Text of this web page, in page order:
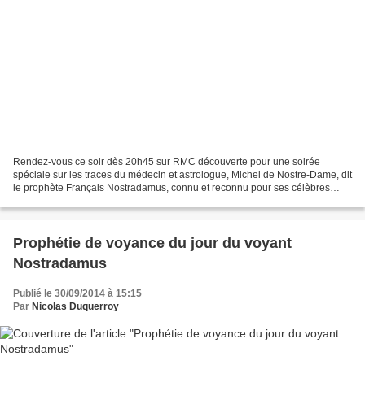
Rendez-vous ce soir dès 20h45 sur RMC découverte pour une soirée
spéciale sur les traces du médecin et astrologue, Michel de Nostre-Dame, dit
le prophète Français Nostradamus, connu et reconnu pour ses célèbres
Prophétie de voyance du jour du voyant
Nostradamus
Publié le 30/09/2014 à 15:15
Par Nicolas Duquerroy